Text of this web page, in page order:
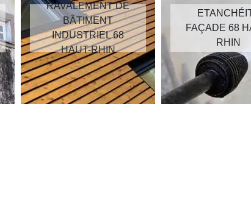
RAVALEMENT DE
BÂTIMENT
INDUSTRIEL 68
HAUT-RHIN
FAÇADE 68
RHIN